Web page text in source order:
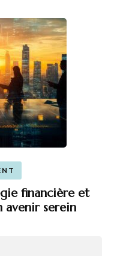
financière et
serein